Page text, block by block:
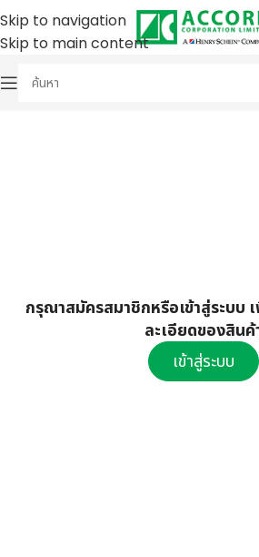
Skip to navigation
Skip to main content
กรุณาสมัครสมาชิกหรือเข้าสู่ระบบ
ละเอียดของสินค้
เข้าสู่ระบบ